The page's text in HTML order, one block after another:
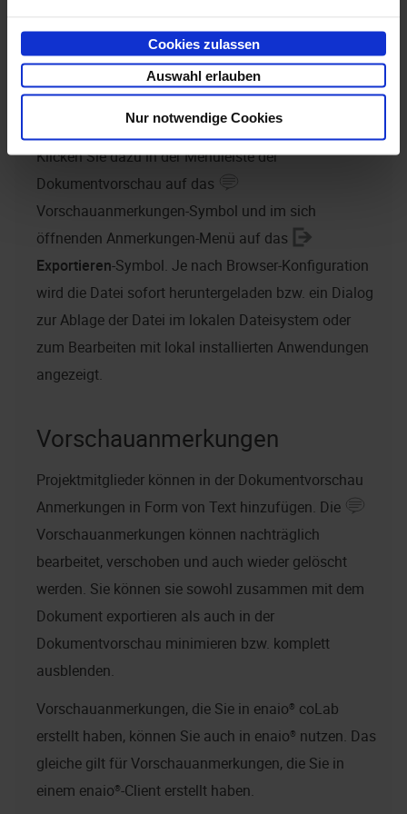
Cookies zulassen
Auswahl erlauben
Nur notwendige Cookies
Dateien exportieren
Die Dokumentvorschau bietet Ihnen die Möglichkeit,
die ausgewählte Datei im PDF-Format zu exportieren.
Klicken Sie dazu in der Menüleiste der
Dokumentvorschau auf das
Vorschauanmerkungen-Symbol und im sich
öffnenden Anmerkungen-Menü auf das
Exportieren-Symbol. Je nach Browser-Konfiguration
wird die Datei sofort heruntergeladen bzw. ein Dialog
zur Ablage der Datei im lokalen Dateisystem oder
zum Bearbeiten mit lokal installierten Anwendungen
angezeigt.
Vorschauanmerkungen
Projektmitglieder können in der Dokumentvorschau
Anmerkungen in Form von Text hinzufügen. Die
Vorschauanmerkungen können nachträglich
bearbeitet, verschoben und auch wieder gelöscht
werden. Sie können sie sowohl zusammen mit dem
Dokument exportieren als auch in der
Dokumentvorschau minimieren bzw. komplett
ausblenden.
Vorschauanmerkungen, die Sie in enaio® coLab
erstellt haben, können Sie auch in enaio® nutzen. Das
gleiche gilt für Vorschauanmerkungen, die Sie in
einem enaio®-Client erstellt haben.